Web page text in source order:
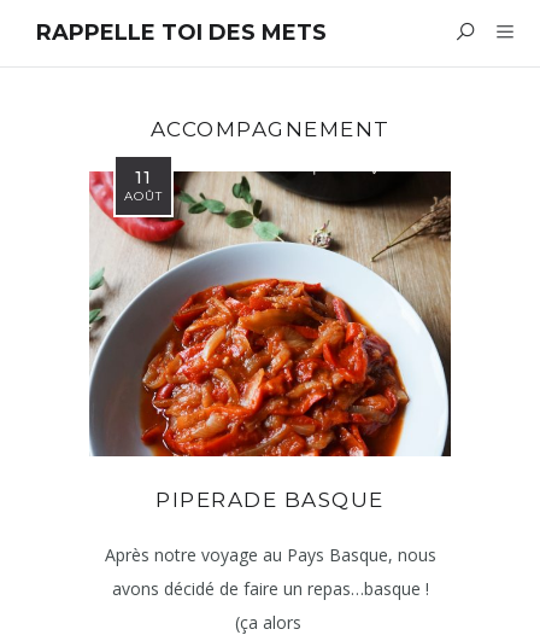
RAPPELLE TOI DES METS
ACCOMPAGNEMENT
11
AOÛT
PIPERADE BASQUE
Après notre voyage au Pays Basque, nous
avons décidé de faire un repas…basque !
(ça alors